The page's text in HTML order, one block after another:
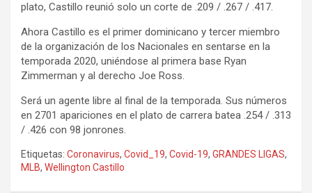
plato, Castillo reunió solo un corte de .209 / .267 / .417.
Ahora Castillo es el primer dominicano y tercer miembro
de la organización de los Nacionales en sentarse en la
temporada 2020, uniéndose al primera base Ryan
Zimmerman y al derecho Joe Ross.
Será un agente libre al final de la temporada. Sus números
en 2701 apariciones en el plato de carrera batea .254 / .313
/ .426 con 98 jonrones.
Etiquetas: Coronavirus, Covid_19, Covid-19, GRANDES LIGAS,
MLB, Wellington Castillo